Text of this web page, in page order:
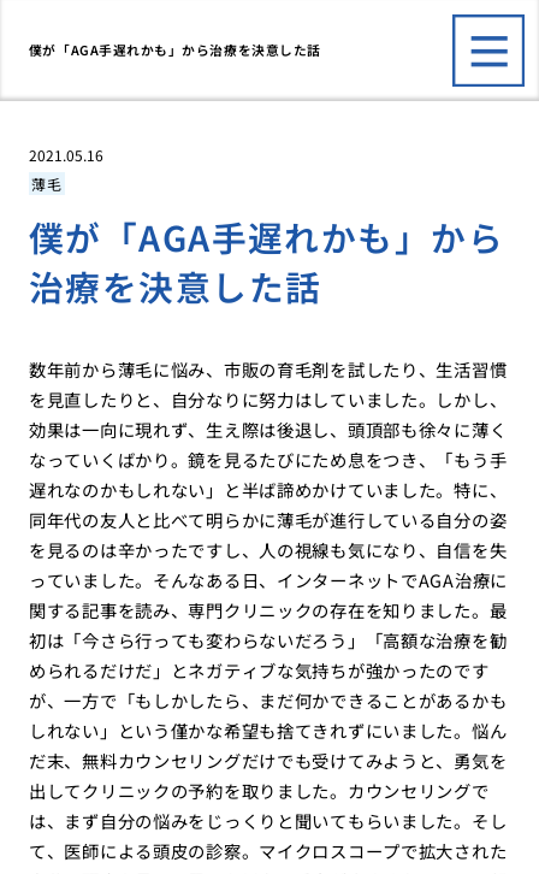
僕が「AGA手遅れかも」から治療を決意した話
2021.05.16
薄毛
僕が「AGA手遅れかも」から
治療を決意した話
数年前から薄毛に悩み、市販の育毛剤を試したり、生活習慣
を見直したりと、自分なりに努力はしていました。しかし、
効果は一向に現れず、生え際は後退し、頭頂部も徐々に薄く
なっていくばかり。鏡を見るたびにため息をつき、「もう手
遅れなのかもしれない」と半ば諦めかけていました。特に、
同年代の友人と比べて明らかに薄毛が進行している自分の姿
を見るのは辛かったですし、人の視線も気になり、自信を失
っていました。そんなある日、インターネットでAGA治療に
関する記事を読み、専門クリニックの存在を知りました。最
初は「今さら行っても変わらないだろう」「高額な治療を勧
められるだけだ」とネガティブな気持ちが強かったのです
が、一方で「もしかしたら、まだ何かできることがあるかも
しれない」という僅かな希望も捨てきれずにいました。悩ん
だ末、無料カウンセリングだけでも受けてみようと、勇気を
出してクリニックの予約を取りました。カウンセリングで
は、まず自分の悩みをじっくりと聞いてもらいました。そし
て、医師による頭皮の診察。マイクロスコープで拡大された